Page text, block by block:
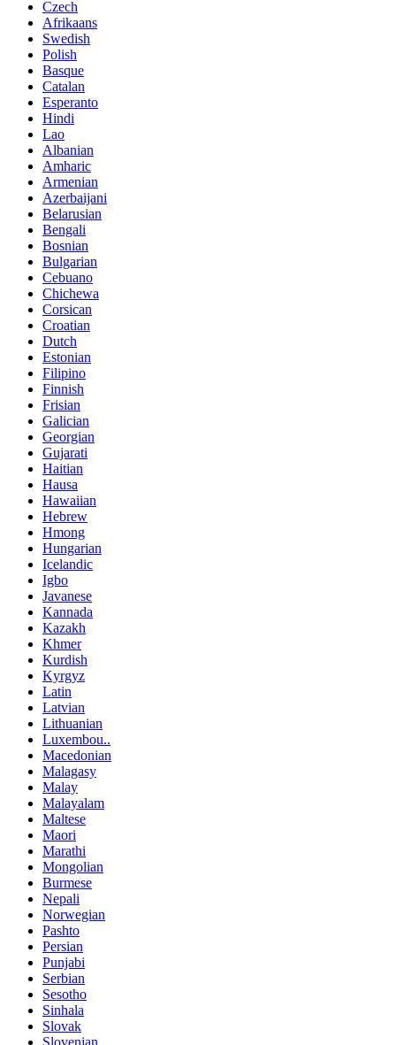
Czech
Afrikaans
Swedish
Polish
Basque
Catalan
Esperanto
Hindi
Lao
Albanian
Amharic
Armenian
Azerbaijani
Belarusian
Bengali
Bosnian
Bulgarian
Cebuano
Chichewa
Corsican
Croatian
Dutch
Estonian
Filipino
Finnish
Frisian
Galician
Georgian
Gujarati
Haitian
Hausa
Hawaiian
Hebrew
Hmong
Hungarian
Icelandic
Igbo
Javanese
Kannada
Kazakh
Khmer
Kurdish
Kyrgyz
Latin
Latvian
Lithuanian
Luxembou..
Macedonian
Malagasy
Malay
Malayalam
Maltese
Maori
Marathi
Mongolian
Burmese
Nepali
Norwegian
Pashto
Persian
Punjabi
Serbian
Sesotho
Sinhala
Slovak
Slovenian